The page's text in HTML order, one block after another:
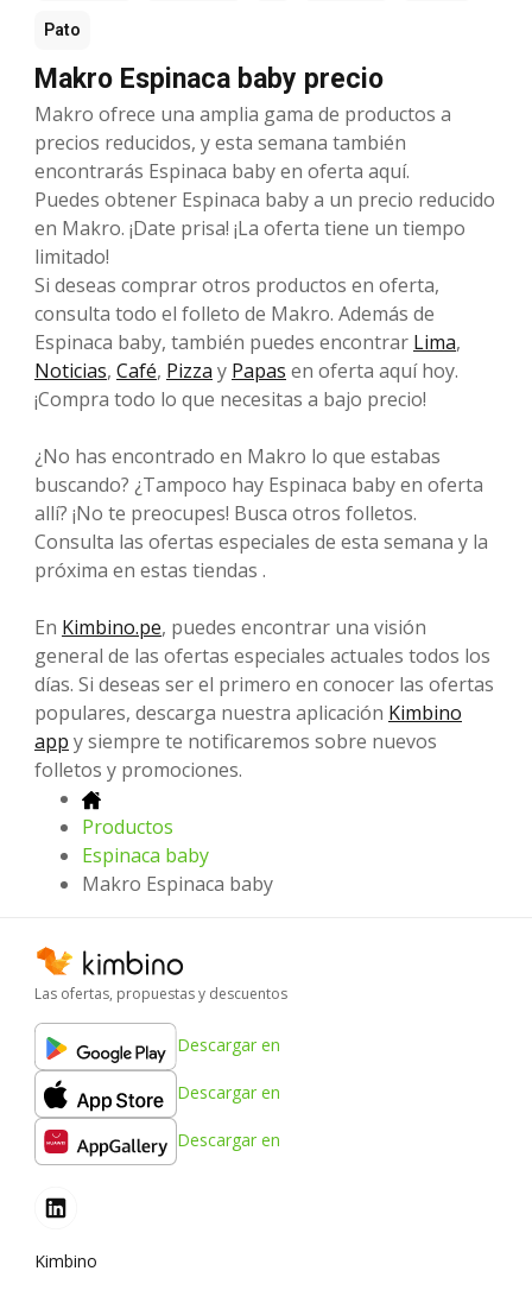
Pato
Makro Espinaca baby precio
Makro ofrece una amplia gama de productos a
precios reducidos, y esta semana también
encontrarás Espinaca baby en oferta aquí.
Puedes obtener Espinaca baby a un precio reducido
en Makro. ¡Date prisa! ¡La oferta tiene un tiempo
limitado!
Si deseas comprar otros productos en oferta,
consulta todo el folleto de Makro. Además de
Espinaca baby, también puedes encontrar Lima,
Noticias, Café, Pizza y Papas en oferta aquí hoy.
¡Compra todo lo que necesitas a bajo precio!
¿No has encontrado en Makro lo que estabas
buscando? ¿Tampoco hay Espinaca baby en oferta
allí? ¡No te preocupes! Busca otros folletos.
Consulta las ofertas especiales de esta semana y la
próxima en estas tiendas .
En Kimbino.pe, puedes encontrar una visión
general de las ofertas especiales actuales todos los
días. Si deseas ser el primero en conocer las ofertas
populares, descarga nuestra aplicación Kimbino
app y siempre te notificaremos sobre nuevos
folletos y promociones.
Productos
Espinaca baby
Makro Espinaca baby
Las ofertas, propuestas y descuentos
Descargar en
Descargar en
Descargar en
Kimbino